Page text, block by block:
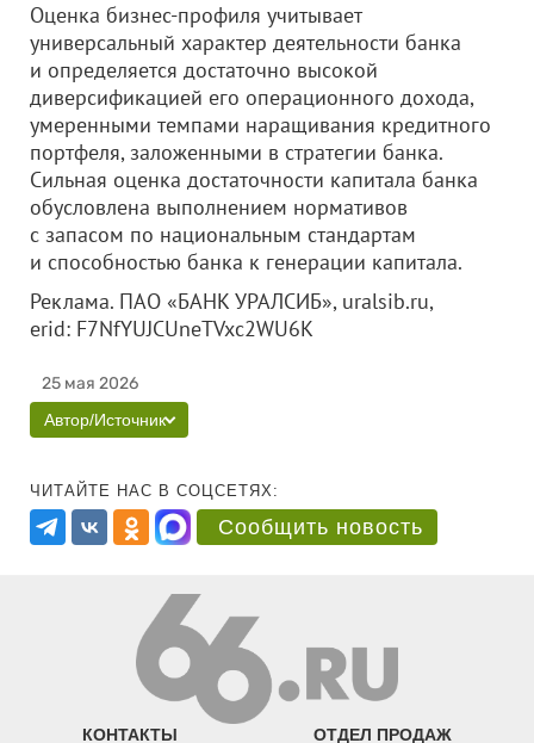
Оценка бизнес-профиля учитывает
универсальный характер деятельности банка
и определяется достаточно высокой
диверсификацией его операционного дохода,
умеренными темпами наращивания кредитного
портфеля, заложенными в стратегии банка.
Сильная оценка достаточности капитала банка
обусловлена выполнением нормативов
с запасом по национальным стандартам
и способностью банка к генерации капитала.
Реклама. ПАО «БАНК УРАЛСИБ», uralsib.ru,
erid: F7NfYUJCUneTVxc2WU6K
25 мая 2026
Автор/Источник
ЧИТАЙТЕ НАС В СОЦСЕТЯХ:
Сообщить новость
КОНТАКТЫ ОТДЕЛ ПРОДАЖ